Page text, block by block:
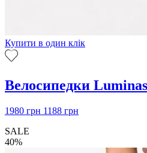
Купити в один клік
Велосипедки
1980 грн 1188 грн
SALE
40%